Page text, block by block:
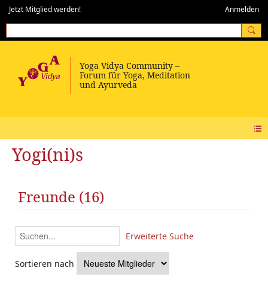
Jetzt Mitglied werden! Anmelden
Yogi(ni)s
Freunde (16)
Sortieren nach
Erweiterte Suche